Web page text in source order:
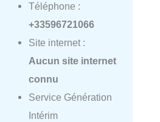
Téléphone :
+33596721066
Site internet :
Aucun site internet
connu
Service Génération
Intérim